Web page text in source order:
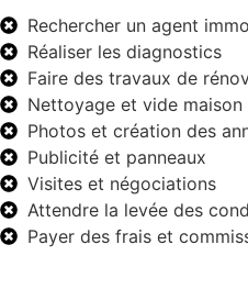
Rechercher un agent
Réaliser les diagnostics
Faire des travaux de
Nettoyage et vide maison
Photos et création des
Publicité et panneaux
Visites et négociations
Attendre la levée des
Payer des frais et